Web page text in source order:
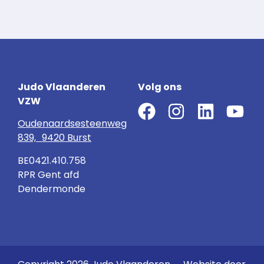
Judo Vlaanderen
VZW
Oudenaardsesteenweg
839, 9420 Burst
BE0421.410.758
RPR Gent afd
Dendermonde
Volg ons